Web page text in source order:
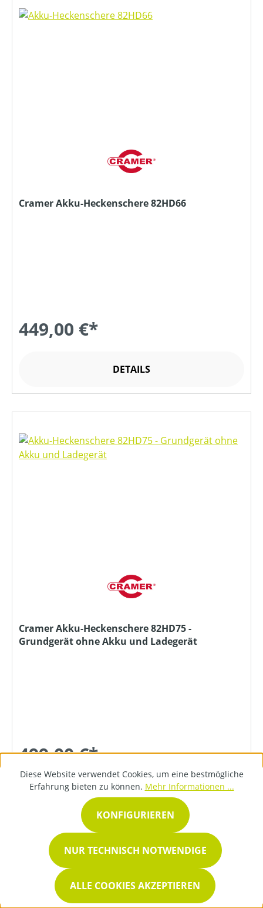
Cramer Akku-Heckenschere 82HD66
449,00 €*
DETAILS
Cramer Akku-Heckenschere 82HD75 -
Grundgerät ohne Akku und Ladegerät
499,00 €*
DETAILS
Diese Website verwendet Cookies, um eine bestmögliche
Erfahrung bieten zu können. Mehr Informationen ...
NUR TECHNISCH NOTWENDIGE
KONFIGURIEREN
ALLE COOKIES AKZEPTIEREN